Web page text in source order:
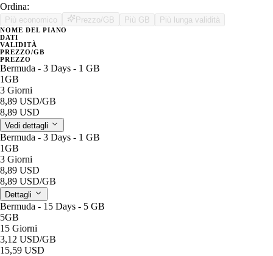
Ordina:
Più economico Prezzo/GB Più GB Più lunga validità
NOME DEL PIANO
DATI
VALIDITÀ
PREZZO/GB
PREZZO
Bermuda - 3 Days - 1 GB
1GB
3 Giorni
8,89 USD/GB
8,89 USD
Vedi dettagli
Bermuda - 3 Days - 1 GB
1GB
3 Giorni
8,89 USD
8,89 USD/GB
Dettagli
Bermuda - 15 Days - 5 GB
5GB
15 Giorni
3,12 USD/GB
15,59 USD